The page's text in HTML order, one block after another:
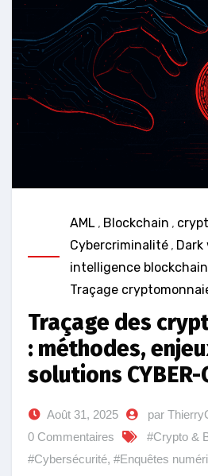
AML , Blockchain ,
Cybercriminalité , Dark
intelligence blockchain
Traçage
Traçage des
: méthodes,
solutions CYBER-
Août 31, 2025
par
0 Commentaires
#Crypto &
#Cybersécurité, #Enquêtes